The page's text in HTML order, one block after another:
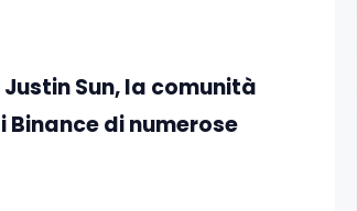
Sun, la comunità
di numerose